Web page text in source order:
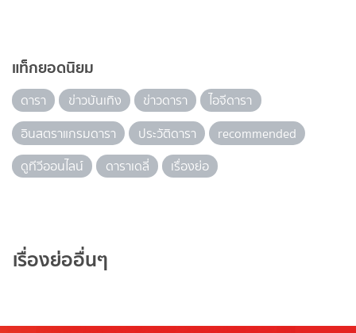
แท็กยอดนิยม
ดารา ข่าวบันเทิง ข่าวดารา
ไอจีดารา
อินสตราแกรมดารา
ประวัติดารา
recommended
ดูทีวีออนไลน์
ดาราเดลี่ เรื่องย่อ
เรื่องย่ออื่นๆ